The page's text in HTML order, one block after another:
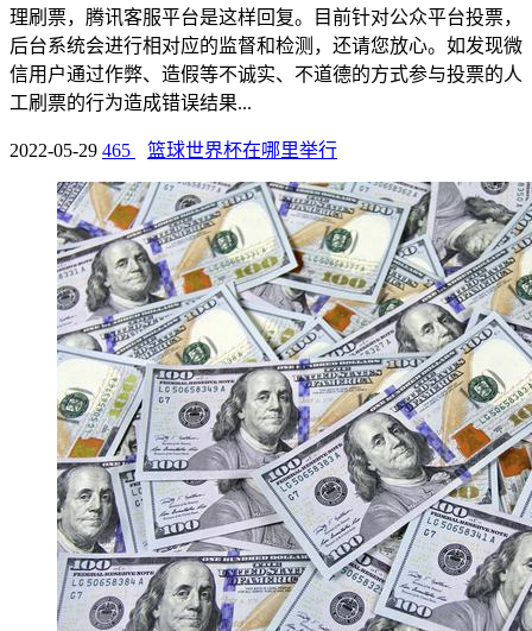
理刷票，腾讯客服平台是这样回复。目前针对公众平台投票，
后台系统会进行相对应的监督和检测，还请您放心。如发现微
信用户通过作弊、造假等不诚实、不道德的方式参与投票的人
工刷票的行为造成错误结果...
2022-05-29 465 篮球世界杯在哪里举行